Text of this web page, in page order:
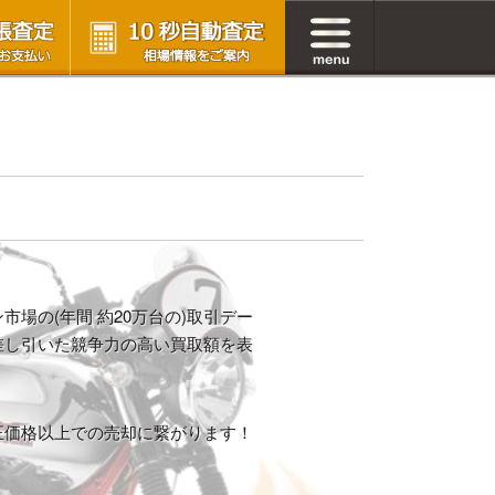
場の(年間 約20万台の)取引デー
引いた競争力の高い買取額を表
格以上での売却に繋がります！